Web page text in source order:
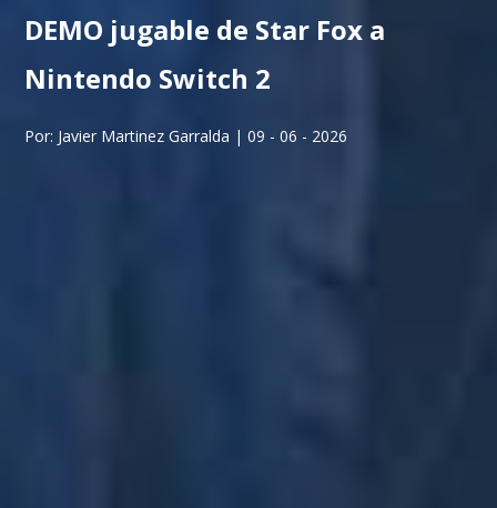
DEMO jugable de Star Fox a
Nintendo Switch 2
Por: Javier Martinez Garralda | 09 - 06 - 2026